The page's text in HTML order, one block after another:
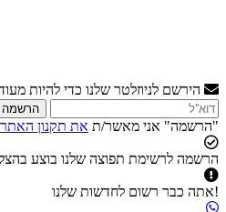
הירשם לניוזלטר שלנו כדי להיות
הרשמה
"הרשמה" אני מאשר/ת את תקנון האתר
הרשמה לרשימת תפוצה שלנו בוצע
!אתה כבר רשום לחדשות שלנו